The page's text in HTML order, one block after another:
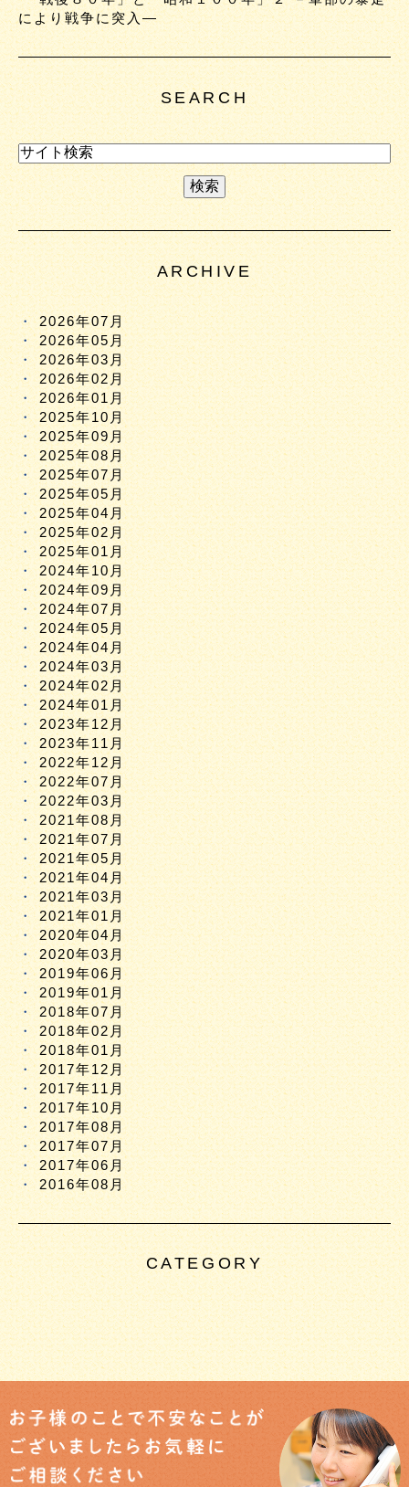
により戦争に突入―
SEARCH
ARCHIVE
2026年07月
2026年05月
2026年03月
2026年02月
2026年01月
2025年10月
2025年09月
2025年08月
2025年07月
2025年05月
2025年04月
2025年02月
2025年01月
2024年10月
2024年09月
2024年07月
2024年05月
2024年04月
2024年03月
2024年02月
2024年01月
2023年12月
2023年11月
2022年12月
2022年07月
2022年03月
2021年08月
2021年07月
2021年05月
2021年04月
2021年03月
2021年01月
2020年04月
2020年03月
2019年06月
2019年01月
2018年07月
2018年02月
2018年01月
2017年12月
2017年11月
2017年10月
2017年08月
2017年07月
2017年06月
2016年08月
CATEGORY